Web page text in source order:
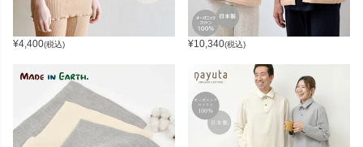
¥4,400(税込) ¥10,340(税込)